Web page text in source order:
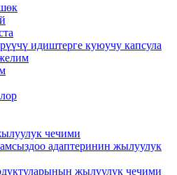
идиштерге куюучу капсула
чечими
адаптеринин жылуулук
жылуулук чечими